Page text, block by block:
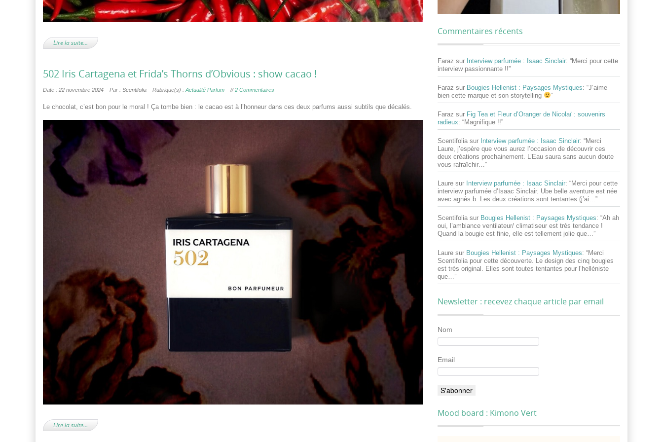
Lire la suite…
502 Iris Cartagena et Frida’s Thorns d’Obvious : show cacao !
Date : 22 novembre 2024 Par : Scentifolia Rubrique(s) : Actualité Parfum //2 Commentaires
Le chocolat, c’est bon pour le moral ! Ça tombe bien : le cacao est à l’honneur dans ces deux parfums aussi subtils que décalés.
Lire la suite…
Commentaires récents
Faraz sur Interview parfumée : Isaac Sinclair: “Merci pour cette
interview passionnante !!”
Faraz sur Bougies Hellenist : Paysages Mystiques: “J’aime
bien cette marque et son storytelling
”
Faraz sur Fig Tea et Fleur d’Oranger de Nicolaï : souvenirs
radieux: “Magnifique !!”
Scentifolia sur Interview parfumée : Isaac Sinclair: “Merci
Laure, j’espère que vous aurez l’occasion de découvrir ces
deux créations prochainement. L’Eau saura sans aucun doute
vous rafraîchir…”
Laure sur Interview parfumée : Isaac Sinclair: “Merci pour cette
interview parfumée d’Isaac Sinclair. Ube belle aventure est née
avec agnès.b. Les deux créations sont tentantes (j’ai…”
Scentifolia sur Bougies Hellenist : Paysages Mystiques: “Ah ah
oui, l’ambiance ventilateur/ climatiseur est très tendance !
Quand la bougie est finie, elle est tellement jolie que…”
Laure sur Bougies Hellenist : Paysages Mystiques: “Merci
Scentifolia pour cette découverte. Le design des cinq bougies
est très original. Elles sont toutes tentantes pour l’helléniste
que… ”
Newsletter : recevez chaque article par email
Nom
Email
Mood board : Kimono Vert